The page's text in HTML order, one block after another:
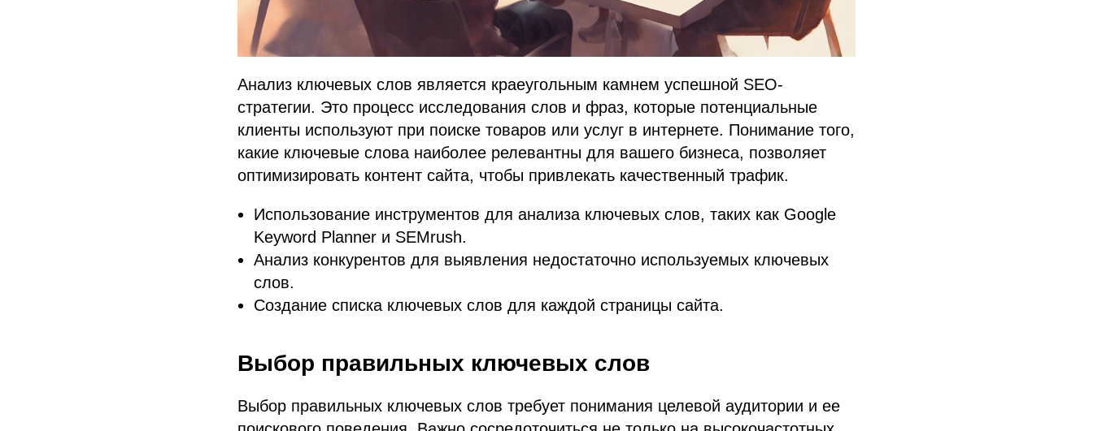
Анализ ключевых слов является краеугольным камнем успешной SEO-
стратегии. Это процесс исследования слов и фраз, которые потенциальные
клиенты используют при поиске товаров или услуг в интернете. Понимание того,
какие ключевые слова наиболее релевантны для вашего бизнеса, позволяет
оптимизировать контент сайта, чтобы привлекать качественный трафик.
Использование инструментов для анализа ключевых слов, таких как Google
Keyword Planner и SEMrush.
Анализ конкурентов для выявления недостаточно используемых ключевых
слов.
Создание списка ключевых слов для каждой страницы сайта.
Выбор правильных ключевых слов
Выбор правильных ключевых слов требует понимания целевой аудитории и ее